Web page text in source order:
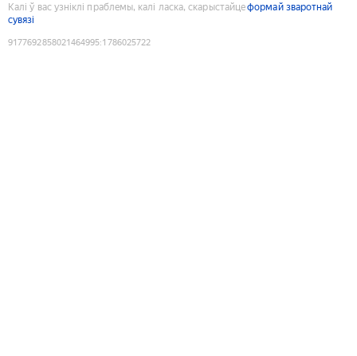
Калі ў вас узніклі праблемы, калі ласка, скарыстайцеформай зваротнай
сувязі
9177692858021464995:1786025722